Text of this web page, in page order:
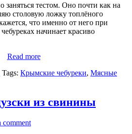
тестом. Оно почти как на
столовую ложку топлёного
что именно от него при
начинает красиво
Read more
Tags: Крымские чебуреки, Мясные
из свинины
comment